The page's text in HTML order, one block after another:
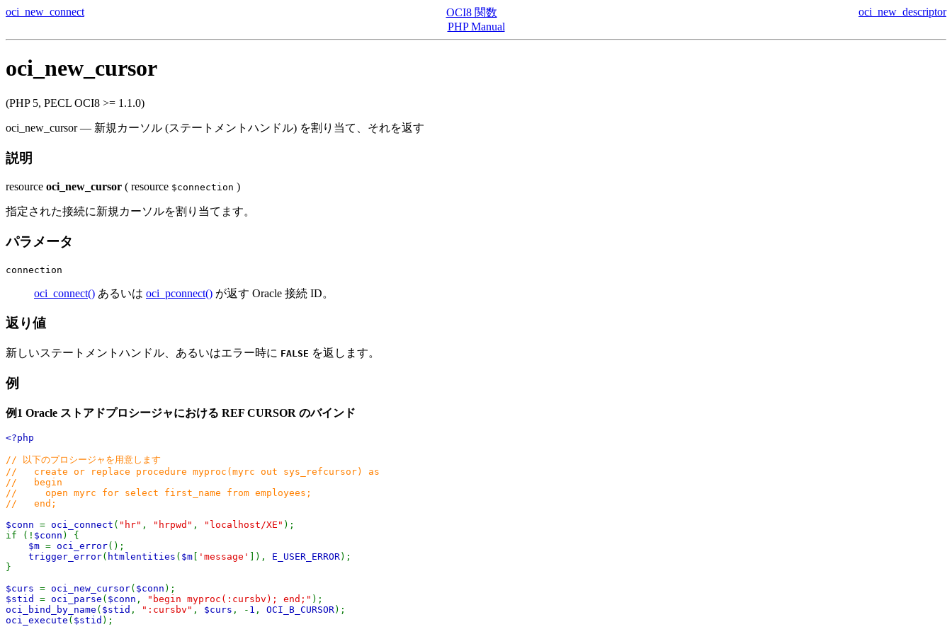
oci_new_connect oci_new_descriptor
OCI8 関数
PHP Manual
oci_new_cursor
(PHP 5, PECL OCI8 >= 1.1.0)
oci_new_cursor— 新規カーソル (ステートメントハンドル) を割り当て、それを返す
説明
resource oci_new_cursor ( resource $connection )
指定された接続に新規カーソルを割り当てます。
パラメータ
connection
oci_connect() あるいは oci_pconnect() が返す Oracle 接続 ID。
返り値
新しいステートメントハンドル、あるいはエラー時に FALSE を返します。
例
例1 Oracle ストアドプロシージャにおける REF CURSOR のバインド
<?php
// 以下のプロシージャを用意します
// create or replace procedure myproc(myrc out sys_refcursor) as
// begin
// open myrc for select first_name from employees;
// end;
$conn = oci_connect ( "hr" , "hrpwd" , "localhost/XE" );
if (! $conn ) {
$m = oci_error();
trigger_error( htmlentities ( $m [ 'message' ]), E_USER_ERROR);
}
$curs = oci_new_cursor( $conn );
$stid = oci_parse ( $conn , "begin myproc(:cursbv); end;" );
oci_bind_by_name ( $stid , ":cursbv" , $curs , - 1 , OCI_B_CURSOR);
oci_execute ( $stid );